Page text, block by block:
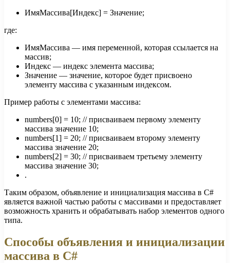
ИмяМассива[Индекс] = Значение;
где:
ИмяМассива — имя переменной, которая ссылается на
массив;
Индекс — индекс элемента массива;
Значение — значение, которое будет присвоено
элементу массива с указанным индексом.
Пример работы с элементами массива:
numbers[0] = 10; // присваиваем первому элементу
массива значение 10;
numbers[1] = 20; // присваиваем второму элементу
массива значение 20;
numbers[2] = 30; // присваиваем третьему элементу
массива значение 30;
.
Таким образом, объявление и инициализация массива в C#
является важной частью работы с массивами и предоставляет
возможность хранить и обрабатывать набор элементов одного
типа.
Способы объявления и инициализации
массива в C#